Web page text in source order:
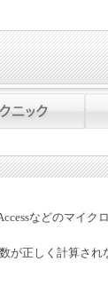
などのマイク
が正しく計算さ